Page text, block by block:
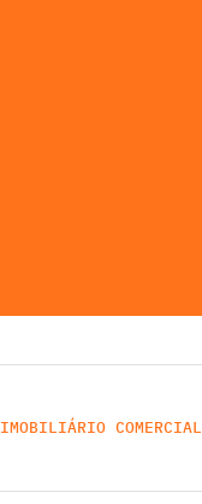
IMOBILIÁRIO COMERCIAL